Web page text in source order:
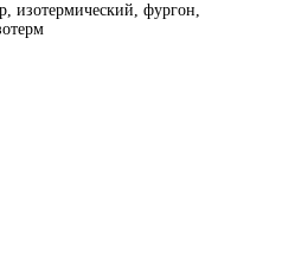
изотермический, фургон,